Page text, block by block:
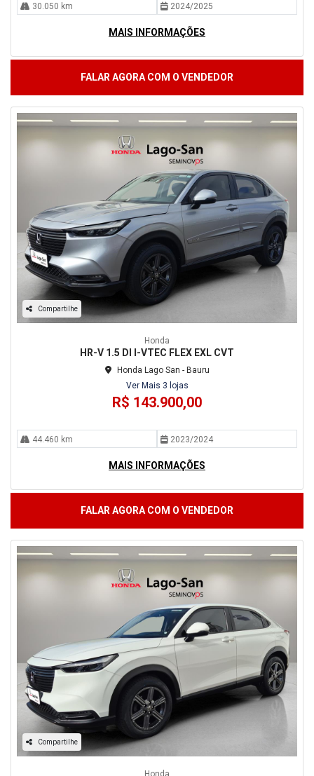
30.050 km 2024/2025
MAIS INFORMAÇÕES
FALAR AGORA COM O VENDEDOR
Compartilhe
Honda
HR-V 1.5 DI I-VTEC FLEX EXL CVT
Honda Lago San - Bauru
Ver Mais 3 lojas
R$ 143.900,00
44.460 km 2023/2024
MAIS INFORMAÇÕES
FALAR AGORA COM O VENDEDOR
Compartilhe
Honda